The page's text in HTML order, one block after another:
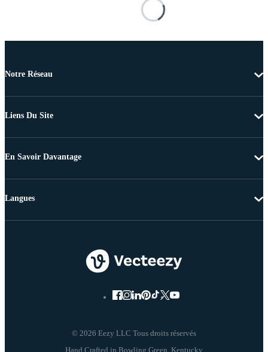
Notre Réseau
Liens Du Site
En Savoir Davantage
© 2026 Eezy LLC Tous droits réservés
Langues